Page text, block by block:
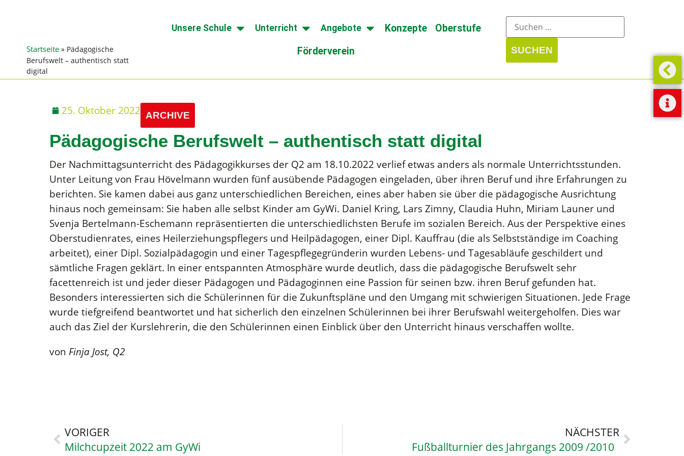
Startseite » Pädagogische
Berufswelt – authentisch statt
digital
Unsere Schule Unterricht Angebote Konzepte
Oberstufe
Förderverein
25. Oktober 2022 ARCHIVE
Pädagogische Berufswelt – authentisch statt digital
Der Nachmittagsunterricht des Pädagogikkurses der Q2 am 18.10.2022 verlief etwas anders als normale Unterrichtsstunden.
Unter Leitung von Frau Hövelmann wurden fünf ausübende Pädagogen eingeladen, über ihren Beruf und ihre Erfahrungen zu
berichten. Sie kamen dabei aus ganz unterschiedlichen Bereichen, eines aber haben sie über die pädagogische Ausrichtung
hinaus noch gemeinsam: Sie haben alle selbst Kinder am GyWi. Daniel Kring, Lars Zimny, Claudia Huhn, Miriam Launer und
Svenja Bertelmann-Eschemann repräsentierten die unterschiedlichsten Berufe im sozialen Bereich. Aus der Perspektive eines
Oberstudienrates, eines Heilerziehungspflegers und Heilpädagogen, einer Dipl. Kauffrau (die als Selbstständige im Coaching
arbeitet), einer Dipl. Sozialpädagogin und einer Tagespflegegründerin wurden Lebens- und Tagesabläufe geschildert und
sämtliche Fragen geklärt. In einer entspannten Atmosphäre wurde deutlich, dass die pädagogische Berufswelt sehr
facettenreich ist und jeder dieser Pädagogen und Pädagoginnen eine Passion für seinen bzw. ihren Beruf gefunden hat.
Besonders interessierten sich die Schülerinnen für die Zukunftspläne und den Umgang mit schwierigen Situationen. Jede Frage
wurde tiefgreifend beantwortet und hat sicherlich den einzelnen Schülerinnen bei ihrer Berufswahl weitergeholfen. Dies war
auch das Ziel der Kurslehrerin, die den Schülerinnen einen Einblick über den Unterricht hinaus verschaffen wollte.
von Finja Jost, Q2
VORIGER
Milchcupzeit 2022 am GyWi
NÄCHSTER
Fußballturnier des Jahrgangs 2009 /2010